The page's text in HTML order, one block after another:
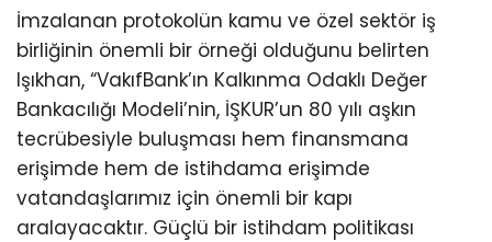
İmzalanan protokolün kamu ve özel sektör iş
birliğinin önemli bir örneği olduğunu belirten
Işıkhan, “VakıfBank’ın Kalkınma Odaklı Değer
Bankacılığı Modeli’nin, İŞKUR’un 80 yılı aşkın
tecrübesiyle buluşması hem finansmana
erişimde hem de istihdama erişimde
vatandaşlarımız için önemli bir kapı
aralayacaktır. Güçlü bir istihdam politikası